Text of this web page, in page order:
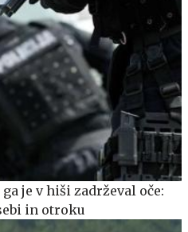
je v hiši zadrževal oče:
in otroku